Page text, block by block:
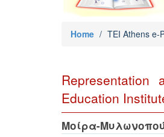
Home / TEI Athens e-
Education
Μοίρα-